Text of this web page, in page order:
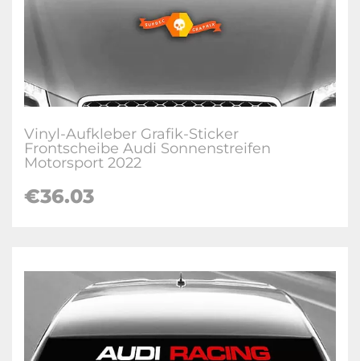
Vinyl-Aufkleber Grafik-Sticker
Frontscheibe Audi Sonnenstreifen
Motorsport 2022
€36.03